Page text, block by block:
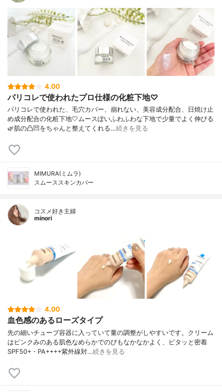
4.00
パリコレで使われたプロ仕様の化粧下地♡
パリコレで使われた、毛穴カバー、崩れない、美容成分配合、日焼け止
め成分配合の化粧下地🤍ムースぽいふわふわな下地で少量でよく伸びる
🌿肌の凸凹をちゃんと整えてくれる…続きを見る
MIMURA(ミムラ)
スムーススキンカバー
コスメ好き主婦
minori
4.00
血色感のあるローズタイプ
先の細いチューブ容器に入っていて量の調整がしやすいです。クリーム
はピンクみのある肌色なめらかでのびもなかなかよく、ピタッと密着
SPF50+・PA++++紫外線対…続きを見る